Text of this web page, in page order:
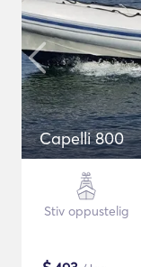
Capelli 800
Stiv oppustelig